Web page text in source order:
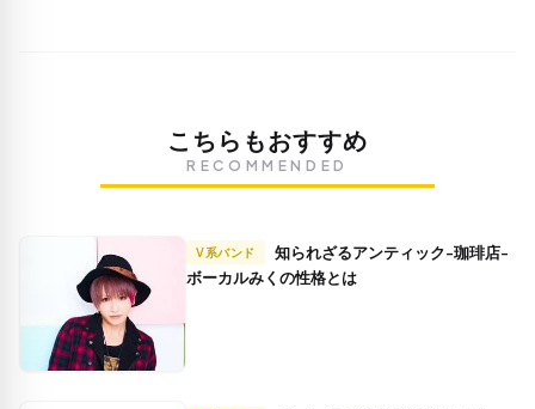
こちらもおすすめ
RECOMMENDED
V系バンド
ボーカルみくの性格とは